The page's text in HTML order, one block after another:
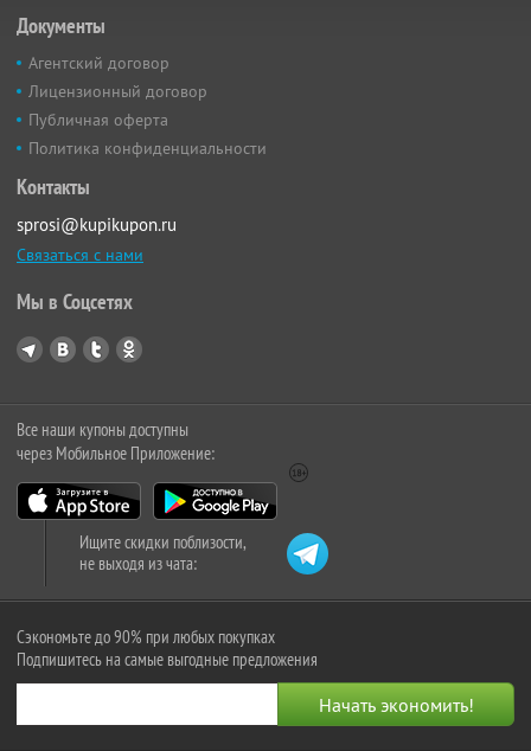
Документы
Агентский договор
Лицензионный договор
Публичная оферта
Политика конфиденциальности
Контакты
sprosi@kupikupon.ru
Связаться с нами
Мы в Соцсетях
Все наши купоны доступны
через Мобильное Приложение:
Ищите скидки поблизости,
не выходя из чата:
Сэкономьте до 90% при любых покупках
Подпишитесь на самые выгодные предложения